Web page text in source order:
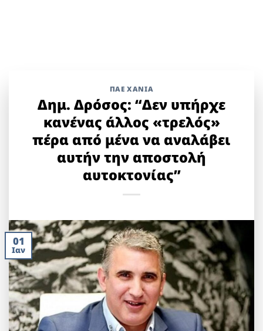
ΠΑΕ ΧΑΝΙΑ
Δημ. Δρόσος: “Δεν υπήρχε
κανένας άλλος «τρελός»
πέρα από μένα να αναλάβει
αυτήν την αποστολή
αυτοκτονίας”
01
Ιαν